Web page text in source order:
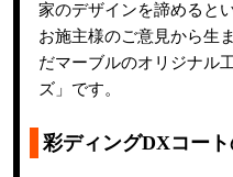
家のデザインを諦めると
お施主様のご意見から生
だマーブルのオリジナル
ズ」です。
彩ディングDXコー